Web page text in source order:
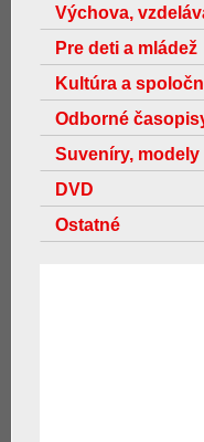
Výchova,
Pre deti a mládež
Kultúra a
Odborné
Suveníry, modely
DVD
Ostatné